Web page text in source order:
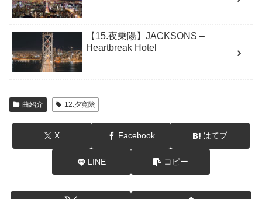
【15.夜乗陽】JACKSONS –
Heartbreak Hotel
曲紹介 12.夕寛陰
X Facebook はてブ
LINE コピー